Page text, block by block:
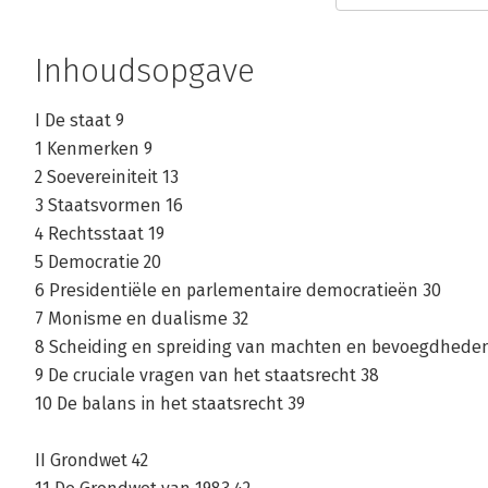
Bekijk alle boeken
Inhoudsopgave
I De staat 9
1 Kenmerken 9
2 Soevereiniteit 13
3 Staatsvormen 16
4 Rechtsstaat 19
5 Democratie 20
6 Presidentiële en parlementaire democratieën 30
7 Monisme en dualisme 32
8 Scheiding en spreiding van machten en
9 De cruciale vragen van het staatsrecht 38
10 De balans in het staatsrecht 39
II Grondwet 42